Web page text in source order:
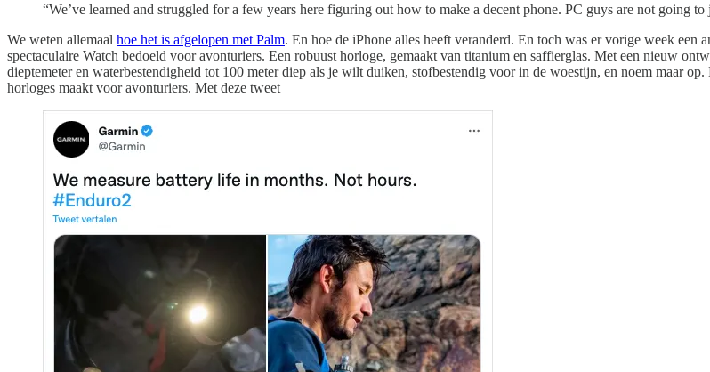
“We’ve learned and struggled for a few years here figuring out how to make a decent phone. PC guys are not going
We weten allemaal hoe het is afgelopen met Palm. En hoe de iPhone alles heeft veranderd. En toch was er vorige week een
spectaculaire Watch bedoeld voor avonturiers. Een robuust horloge, gemaakt van titanium en saffierglas. Met een nieuw
dieptemeter en waterbestendigheid tot 100 meter diep als je wilt duiken, stofbestendig voor in de woestijn, en noem maar
horloges maakt voor avonturiers. Met deze tweet